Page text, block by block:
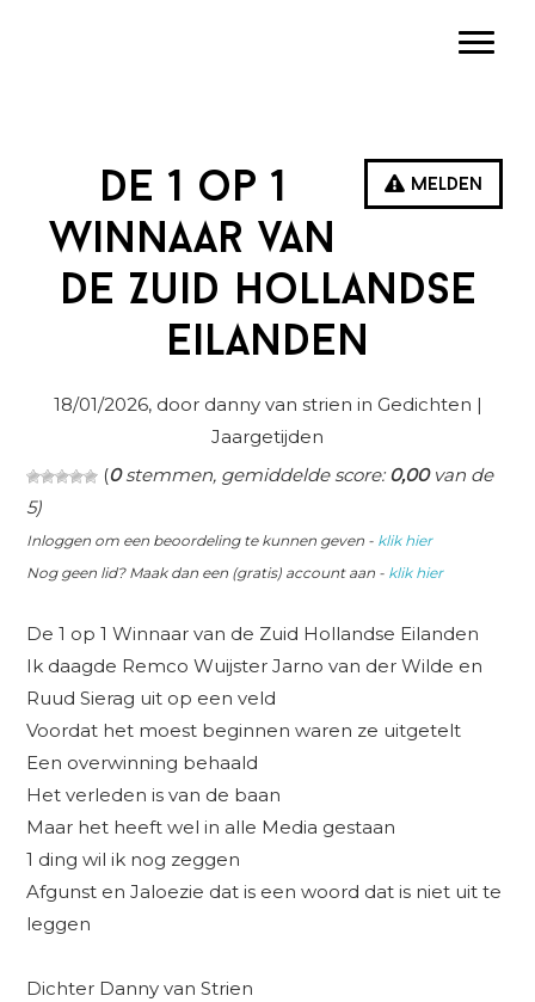
Melden
De 1 op 1
Winnaar van
de Zuid Hollandse
Eilanden
18/01/2026, door danny van strien in Gedichten |
Jaargetijden
(0stemmen, gemiddelde score:0,00van de
5)
Inloggen om een beoordeling te kunnen geven - klik hier
Nog geen lid? Maak dan een (gratis) account aan - klik hier
De 1 op 1 Winnaar van de Zuid Hollandse Eilanden
Ik daagde Remco Wuijster Jarno van der Wilde en
Ruud Sierag uit op een veld
Voordat het moest beginnen waren ze uitgetelt
Een overwinning behaald
Het verleden is van de baan
Maar het heeft wel in alle Media gestaan
1 ding wil ik nog zeggen
Afgunst en Jaloezie dat is een woord dat is niet uit te
leggen
Dichter Danny van Strien